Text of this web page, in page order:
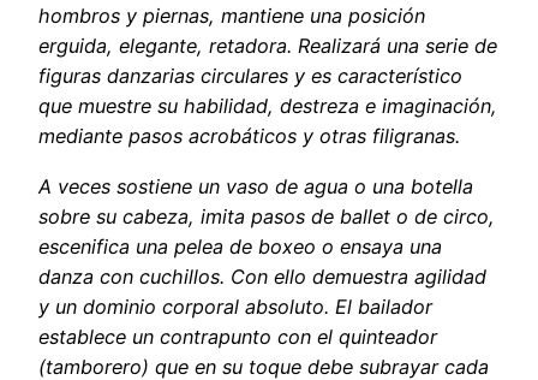
hombros y piernas, mantiene una posición
erguida, elegante, retadora. Realizará una serie de
figuras danzarias circulares y es característico
que muestre su habilidad, destreza e imaginación,
mediante pasos acrobáticos y otras filigranas.
A veces sostiene un vaso de agua o una botella
sobre su cabeza, imita pasos de ballet o de circo,
escenifica una pelea de boxeo o ensaya una
danza con cuchillos. Con ello demuestra agilidad
y un dominio corporal absoluto. El bailador
establece un contrapunto con el quinteador
(tamborero) que en su toque debe subrayar cada